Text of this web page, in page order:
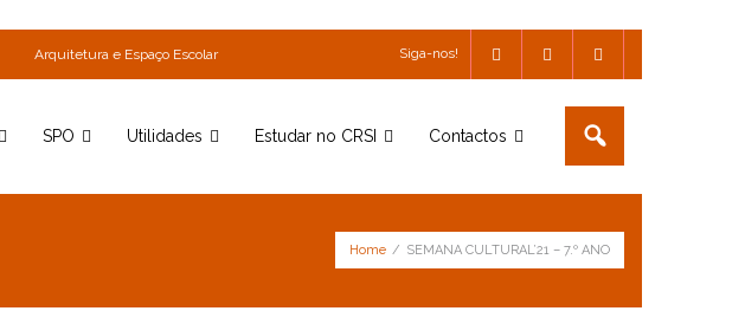
Arquitetura e Espaço Escolar Siga-nos!
SPO Utilidades Estudar no CRSI Contactos
Home / SEMANA CULTURAL’21 – 7.º ANO